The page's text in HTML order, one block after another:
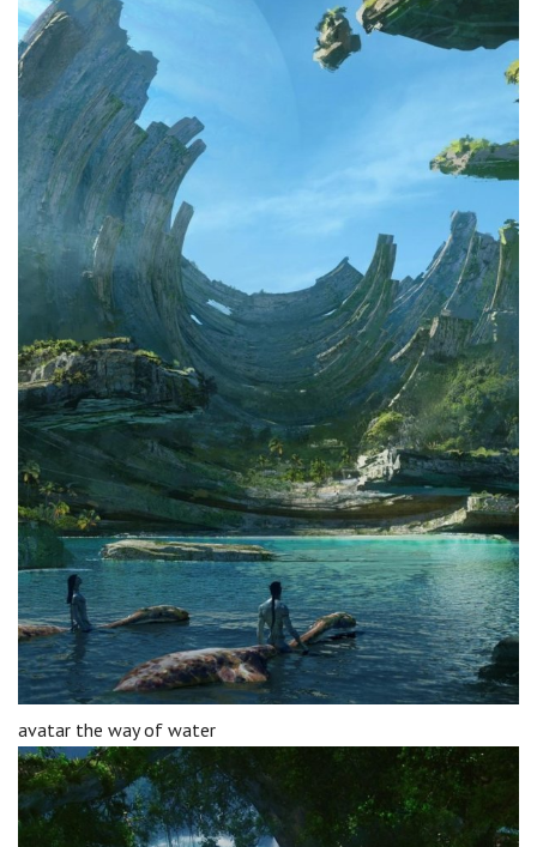
avatar the way of water